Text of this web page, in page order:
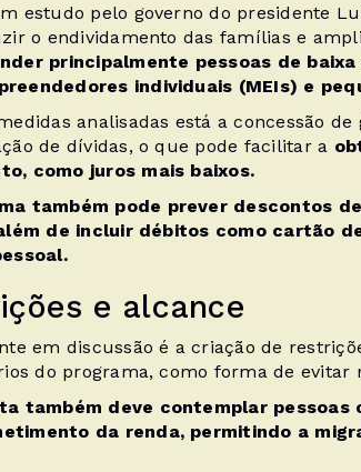
estudo pelo governo do presidente
o endividamento das famílias e
principalmente pessoas de
individuais (MEIs) e
analisadas está a concessão
de dívidas, o que pode facilitar a
como juros mais baixos.
também pode prever descontos
de incluir débitos como cartão
e alcance
em discussão é a criação de
do programa, como forma de evitar
também deve contemplar
da renda, permitindo a